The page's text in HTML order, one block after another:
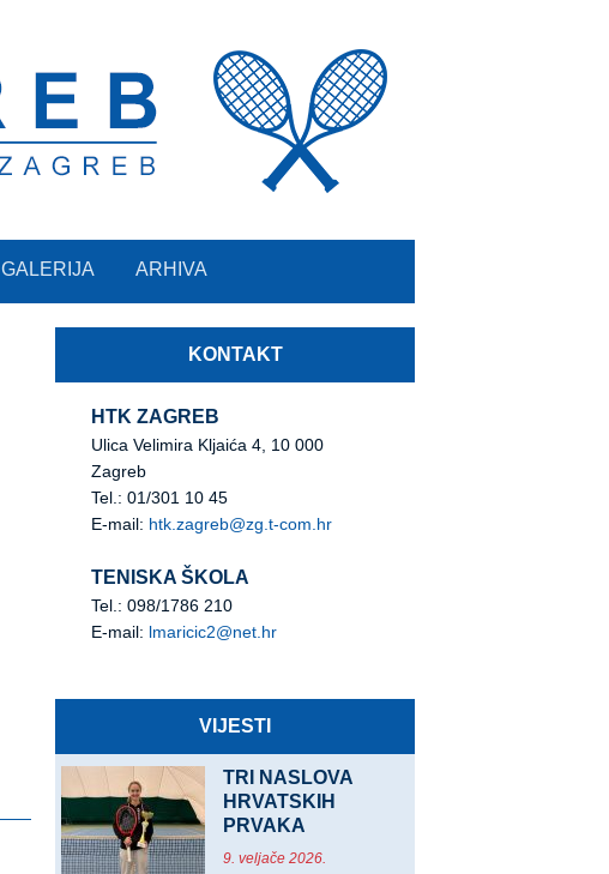
GALERIJA ARHIVA
KONTAKT
HTK ZAGREB
Ulica Velimira Kljaića 4, 10 000
Zagreb
Tel.: 01/301 10 45
E-mail: htk.zagreb@zg.t-com.hr
TENISKA ŠKOLA
Tel.: 098/1786 210
E-mail: lmaricic2@net.hr
VIJESTI
TRI NASLOVA
HRVATSKIH
PRVAKA
9. veljače 2026.